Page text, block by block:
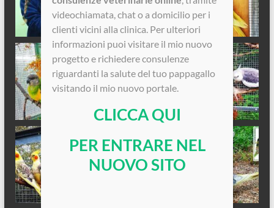
videochiamata, chat o a domicilio per i
clienti vicini alla clinica. Per ulteriori
informazioni puoi visitare il mio nuovo
progetto e richiedere consulenze
riguardanti la salute del tuo pappagallo
visitando il mio nuovo portale.
CLICCA QUI
PER ENTRARE NEL
NUOVO SITO